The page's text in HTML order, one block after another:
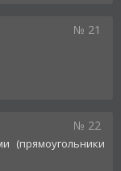
№ 21
№ 22
(прямоугольники